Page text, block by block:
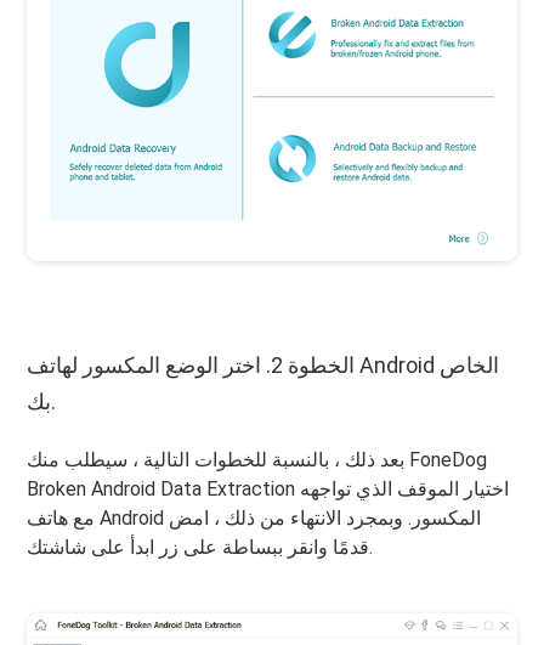
الخطوة 2. اختر الوضع المكسور لهاتف Android الخاص
بك.
بعد ذلك ، بالنسبة للخطوات التالية ، سيطلب منك FoneDog
Broken Android Data Extraction اختيار الموقف الذي تواجهه
مع هاتف Android المكسور. وبمجرد الانتهاء من ذلك ، امض
قدمًا وانقر ببساطة على زر ابدأ على شاشتك.